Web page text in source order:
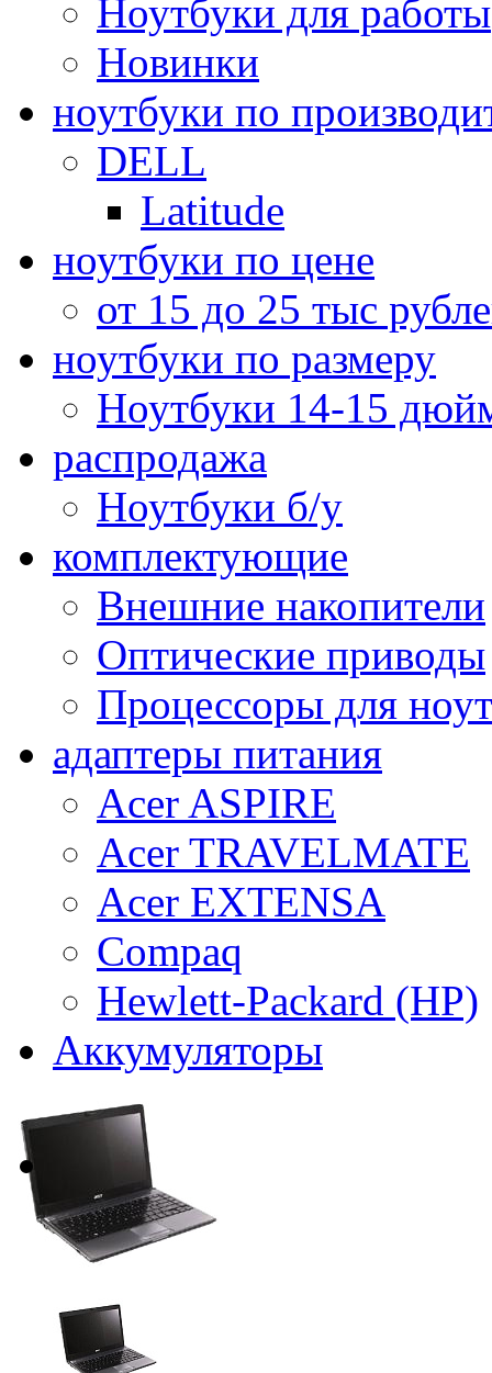
Ноутбуки для работы
Новинки
ноутбуки по
DELL
Latitude
ноутбуки по цене
от 15 до 25 тыс
ноутбуки по размеру
Ноутбуки 14-15
распродажа
Ноутбуки б/у
комплектующие
Внешние накопители
Оптические приводы
Процессоры для
адаптеры питания
Acer ASPIRE
Acer TRAVELMATE
Acer EXTENSA
Compaq
Hewlett-Packard (HP)
Аккумуляторы